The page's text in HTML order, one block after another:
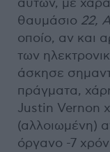
αυτών, με
θαυμάσιο 22, A
οποίο, αν και
των
άσκησε
πράγματα,
Justin Vernon
(αλλοιωμένη)
όργανο -7